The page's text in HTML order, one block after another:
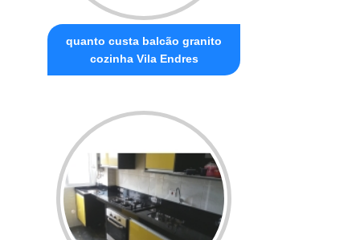
quanto custa balcão granito
cozinha Vila Endres